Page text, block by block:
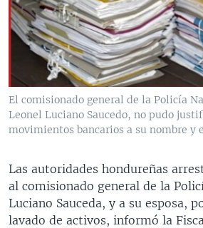
VENEZUELA
BRASIL
NICARAGUA
ECONOMÍA
ENTRETENIMIENTO Y CULTURA
TECNOLOGÍA
DEPORTES
CIENCIA Y SALUD
MULTIMEDIA
VIDEOS
FOTOGRAFÍA
AUDIOS
PROGRAMAS TV
EL MUNDO AL DÍA
FORO INTERAMERICANO
VISIÓN 360
PANORAMA
AVANCE INFORMATIVO
AUDIONOTICIAS
ESTADOS UNIDOS AL DÍA
EL MUNDO AL DÍA [RADIO]
FORO [RADIO]
DIRECT
DOCUMENTALES DE LA VOA
SÍGANOS
El comisionado general de la Policía
Leonel Luciano Saucedo, no pudo
movimientos bancarios a su nombre y
Las autoridades hondureñas
al comisionado general de la
Luciano Sauceda, y a su esposa,
lavado de activos, informó la